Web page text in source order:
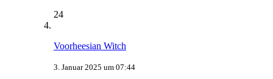
24
Voorheesian Witch
3. Januar 2025 um 07:44